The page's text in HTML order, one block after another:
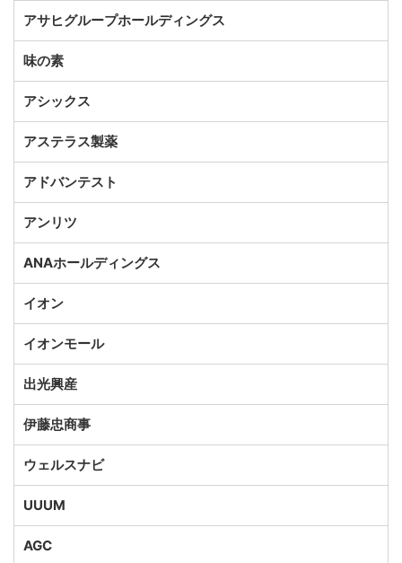
アサヒグループホールディングス
味の素
アシックス
アステラス製薬
アドバンテスト
アンリツ
ANAホールディングス
イオン
イオンモール
出光興産
伊藤忠商事
ウェルスナビ
UUUM
AGC